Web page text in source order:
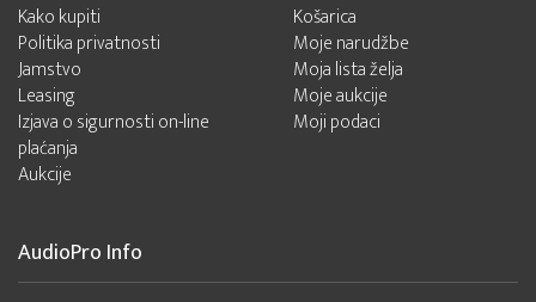
Kako kupiti
Politika privatnosti
Jamstvo
Leasing
Izjava o sigurnosti on-line
plaćanja
Aukcije
Košarica
Moje narudžbe
Moja lista želja
Moje aukcije
Moji podaci
AudioPro Info